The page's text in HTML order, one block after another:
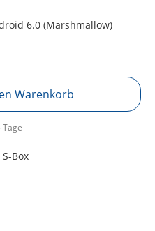
6.0 (Marshmallow)
Warenkorb